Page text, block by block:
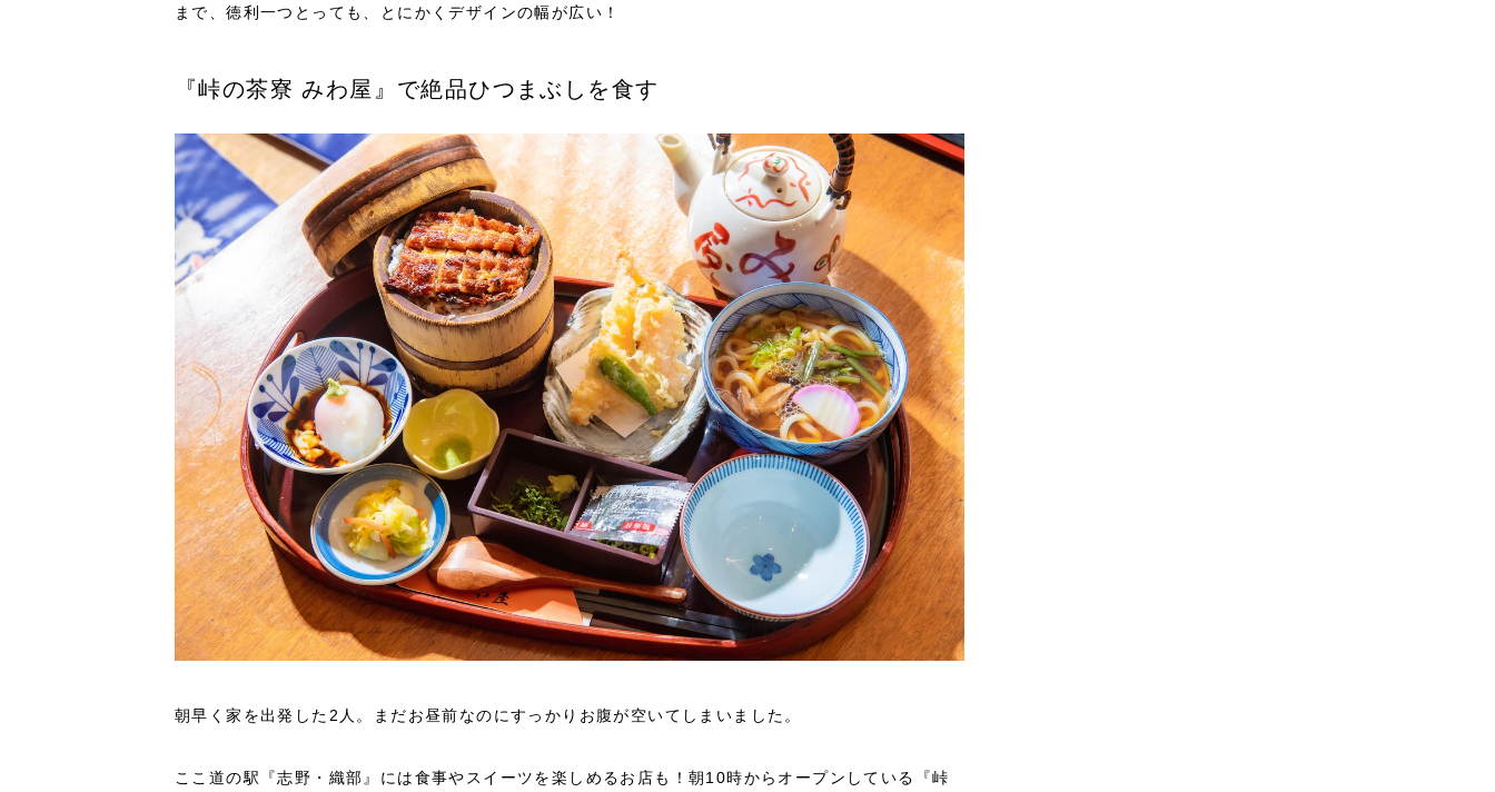
まで、徳利一つとっても、とにかくデザインの幅が広い！
『峠の茶寮 みわ屋』で絶品ひつまぶしを食す
朝早く家を出発した2人。まだお昼前なのにすっかりお腹が空いてしまいました。
ここ道の駅『志野・織部』には食事やスイーツを楽しめるお店も！朝10時からオープンしている『峠